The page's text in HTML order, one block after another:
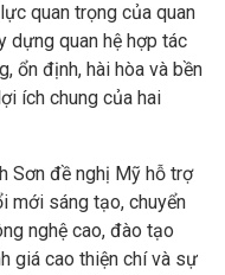
quan trọng của quan
dựng quan hệ hợp tác
ổn định, hài hòa và bền
ích chung của hai
Sơn đề nghị Mỹ hỗ trợ
mới sáng tạo, chuyển
nghệ cao, đào tạo
giá cao thiện chí và sự